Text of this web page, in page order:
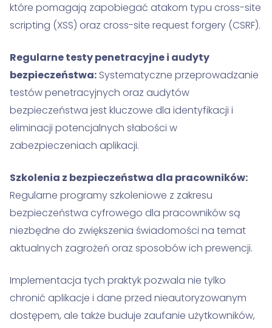
które pomagają zapobiegać atakom typu cross-site
scripting (XSS) oraz cross-site request forgery (CSRF).
Regularne testy penetracyjne i audyty
bezpieczeństwa: Systematyczne przeprowadzanie
testów penetracyjnych oraz audytów
bezpieczeństwa jest kluczowe dla identyfikacji i
eliminacji potencjalnych słabości w
zabezpieczeniach aplikacji.
Szkolenia z bezpieczeństwa dla pracowników:
Regularne programy szkoleniowe z zakresu
bezpieczeństwa cyfrowego dla pracowników są
niezbędne do zwiększenia świadomości na temat
aktualnych zagrożeń oraz sposobów ich prewencji.
Implementacja tych praktyk pozwala nie tylko
chronić aplikacje i dane przed nieautoryzowanym
dostępem, ale także buduje zaufanie użytkowników,